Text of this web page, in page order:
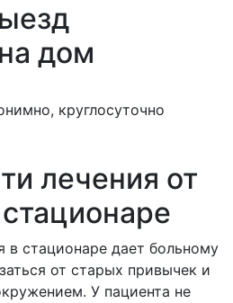
дом
круглосуточно
лечения от
в стационаре дает больному
от старых привычек и
У пациента не